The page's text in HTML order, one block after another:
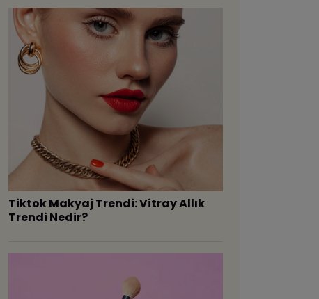
Tiktok Makyaj Trendi: Vitray Allık
Trendi Nedir?